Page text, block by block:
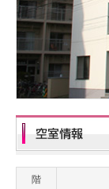
階